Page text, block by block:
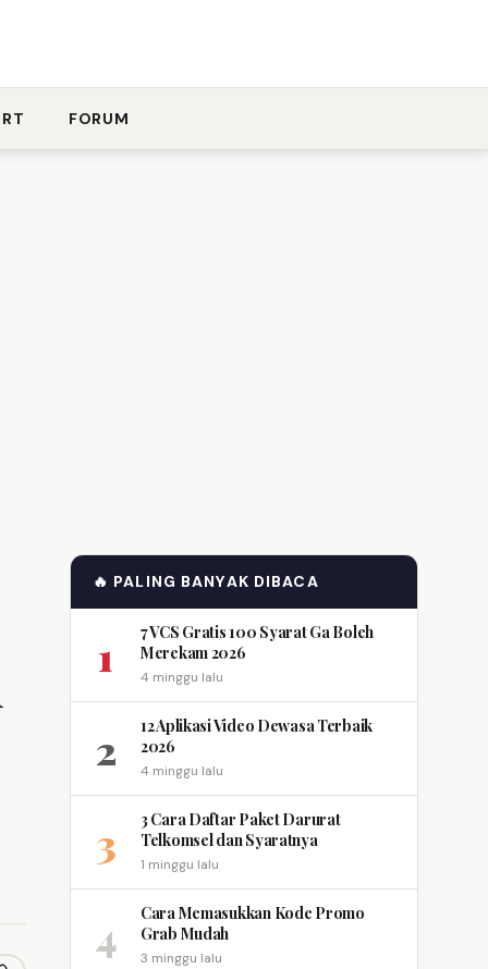
FORUM
🔥 PALING BANYAK DIBACA
1
7 VCS Gratis 100 Syarat Ga Boleh
Merekam 2026
4 minggu lalu
2
12 Aplikasi Video Dewasa Terbaik
2026
4 minggu lalu
3
3 Cara Daftar Paket Darurat
Telkomsel dan Syaratnya
1 minggu lalu
4
Cara Memasukkan Kode Promo
Grab Mudah
3 minggu lalu